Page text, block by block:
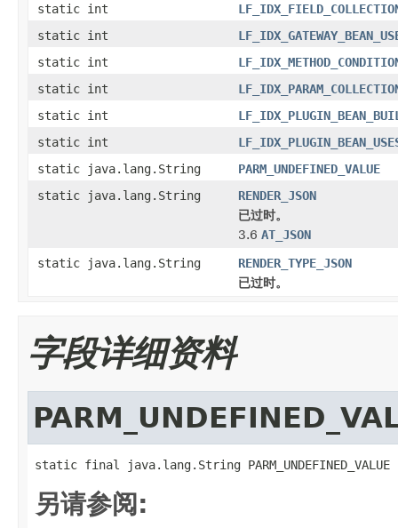
static int
static int
static int
static int
static int
static int
static java.lang.String
PARM_UNDEFINED_VALUE
static java.lang.String
RENDER_JSON
已过时。
3.6 AT_JSON
static java.lang.String
RENDER_TYPE_JSON
已过时。
字段详细资料
static final java.lang.String PARM_UNDEFINED_VALUE
另请参阅: